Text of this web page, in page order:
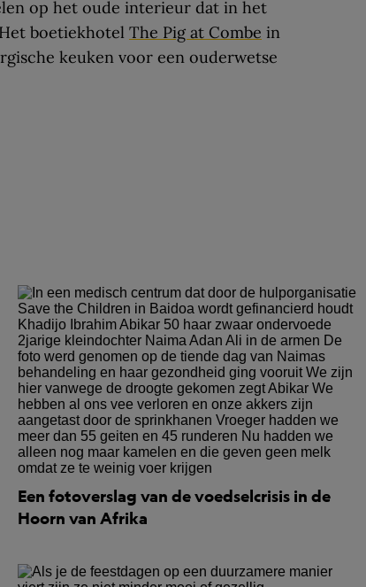
op het oude interieur dat in het
boetiekhotel The Pig at Combe in
keuken voor een ouderwetse
Een fotoverslag van de voedselcrisis in de
Hoorn van Afrika